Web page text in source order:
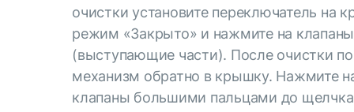
очистки установите переключатель на
режим «Закрыто» и нажмите на клапаны
(выступающие части). После очистки
механизм обратно в крышку. Нажмите
клапаны большими пальцами до